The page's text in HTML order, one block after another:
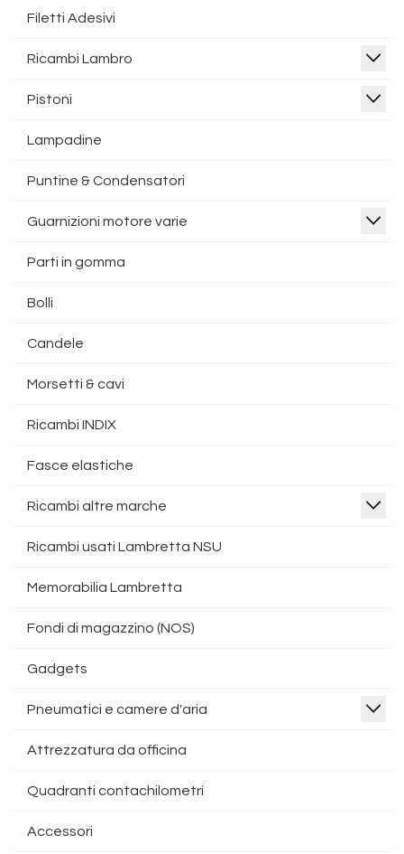
Filetti Adesivi
Ricambi Lambro
Pistoni
Lampadine
Puntine & Condensatori
Guarnizioni motore varie
Parti in gomma
Bolli
Candele
Morsetti & cavi
Ricambi INDIX
Fasce elastiche
Ricambi altre marche
Ricambi usati Lambretta NSU
Memorabilia Lambretta
Fondi di magazzino (NOS)
Gadgets
Pneumatici e camere d'aria
Attrezzatura da officina
Quadranti contachilometri
Accessori